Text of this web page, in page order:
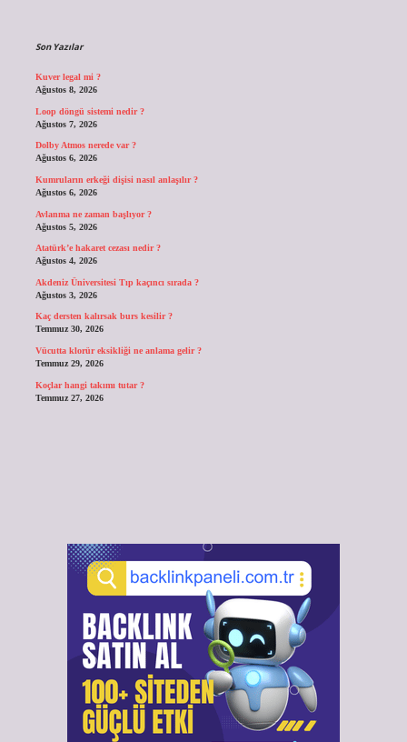
Son Yazılar
Kuver legal mi ?
Ağustos 8, 2026
Loop döngü sistemi nedir ?
Ağustos 7, 2026
Dolby Atmos nerede var ?
Ağustos 6, 2026
Kumruların erkeği dişisi nasıl anlaşılır ?
Ağustos 6, 2026
Avlanma ne zaman başlıyor ?
Ağustos 5, 2026
Atatürk’e hakaret cezası nedir ?
Ağustos 4, 2026
Akdeniz Üniversitesi Tıp kaçıncı sırada ?
Ağustos 3, 2026
Kaç dersten kalırsak burs kesilir ?
Temmuz 30, 2026
Vücutta klorür eksikliği ne anlama gelir ?
Temmuz 29, 2026
Koçlar hangi takımı tutar ?
Temmuz 27, 2026